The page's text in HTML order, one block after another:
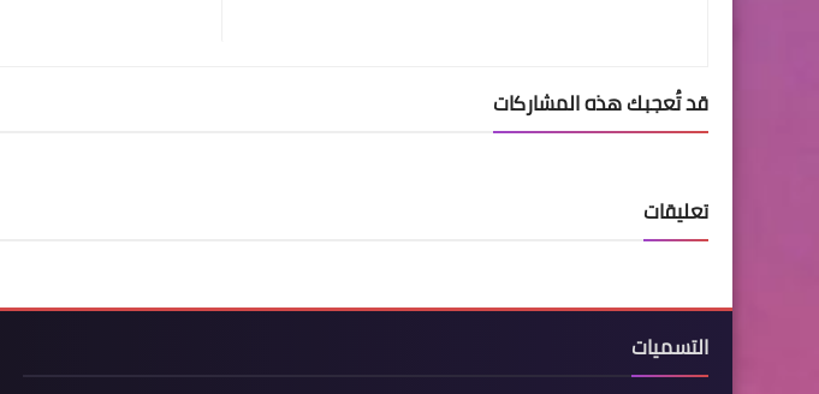
قد تُعجبك هذه المشاركات
تعليقات
التسميات